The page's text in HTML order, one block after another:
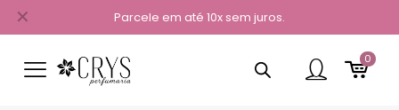
Parcele em até 10x sem juros.
✕
0